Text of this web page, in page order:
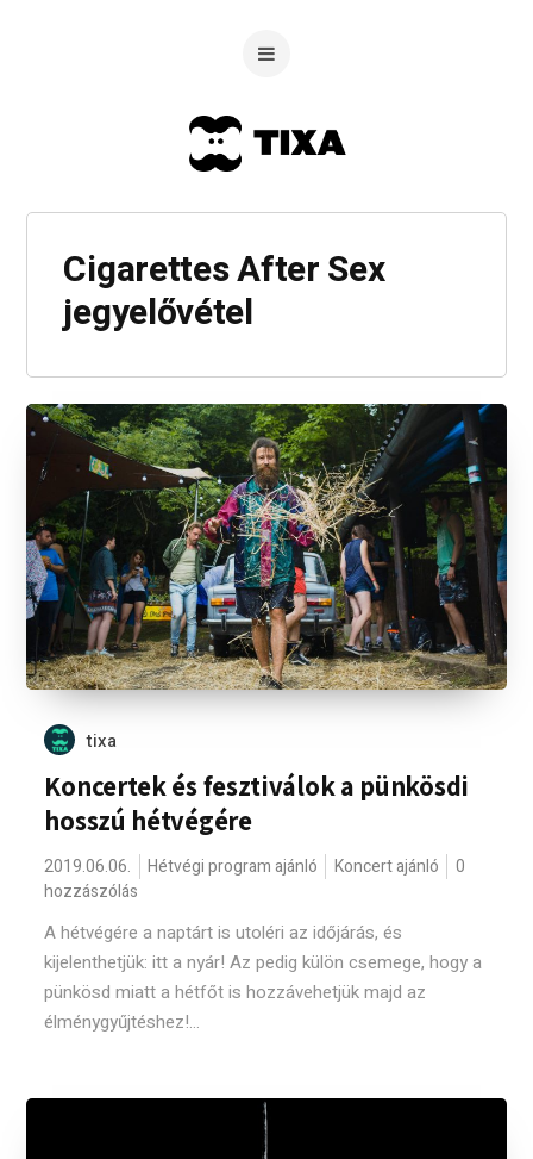
Cigarettes After Sex
jegyelővétel
tixa
Koncertek és fesztiválok a pünkösdi
hosszú hétvégére
2019.06.06. Hétvégi program ajánló Koncert ajánló
0
hozzászólás
A hétvégére a naptárt is utoléri az időjárás, és
kijelenthetjük: itt a nyár! Az pedig külön csemege, hogy a
pünkösd miatt a hétfőt is hozzávehetjük majd az
élménygyűjtéshez!...